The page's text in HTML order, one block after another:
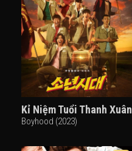
Kỉ Niệm Tuổi Thanh Xuân
Boyhood (2023)